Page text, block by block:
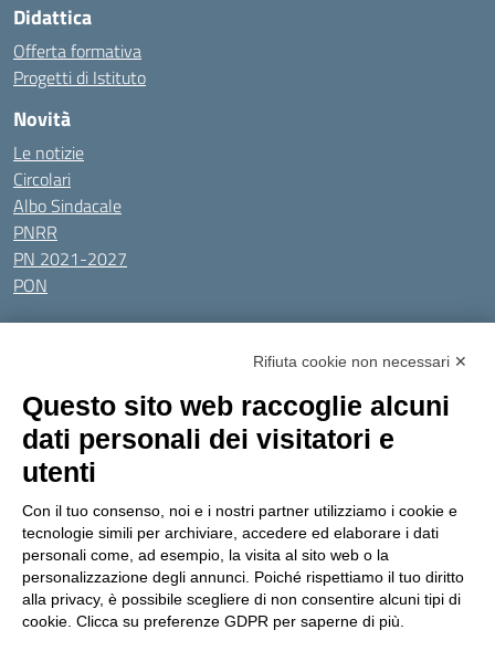
Didattica
Offerta formativa
Progetti di Istituto
Novità
Le notizie
Circolari
Albo Sindacale
PNRR
PN 2021-2027
PON
Tutti gli argomenti
Amministrazione Trasparente
Privacy Policy
Dichiarazione di accessibilitàObiettivi di accessibilità
Seguici su:
Indirizzo:Via Gaetano Donizetti 30, Collegno
Centralino:0114053925 Email: toic8cg002@istruzione.it
Posta elettronica certificata (PEC):toic8cg002@pec.istruzione.it
Codice fiscale: 95641450010
Rifiuta cookie non necessari ✕
Questo sito web raccoglie alcuni
dati personali dei visitatori e
utenti
Con il tuo consenso, noi e i nostri partner utilizziamo i cookie e
tecnologie simili per archiviare, accedere ed elaborare i dati
personali come, ad esempio, la visita al sito web o la
personalizzazione degli annunci. Poiché rispettiamo il tuo diritto
alla privacy, è possibile scegliere di non consentire alcuni tipi di
cookie. Clicca su preferenze GDPR per saperne di più.